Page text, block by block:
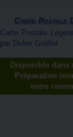
Carte Postale
Carte Postale
par Didier Graffet
Disponible dans
Préparation
votre